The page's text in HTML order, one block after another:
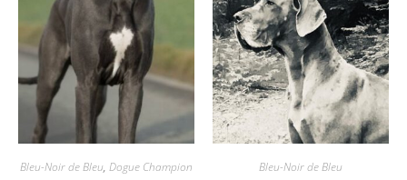
Bleu-Noir de Bleu, Dogue Champion Bleu-Noir de Bleu